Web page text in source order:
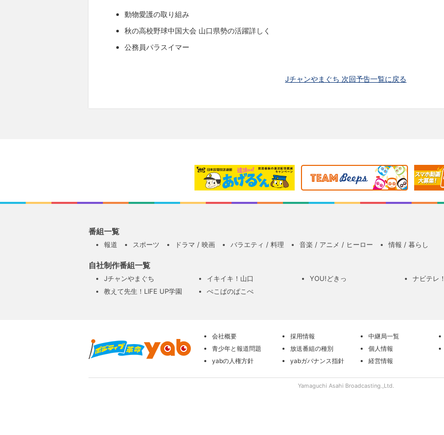
動物愛護の取り組み
秋の高校野球中国大会 山口県勢の活躍詳しく
公務員パラスイマー
Jチャンやまぐち 次回予告一覧に戻る
番組一覧
報道 スポーツ ドラマ / 映画 バラエティ / 料理 音楽 / アニメ / ヒーロー 情報 / 暮らし
自社制作番組一覧
Jチャンやまぐち イキイキ！山口 YOU!どきっ
ナビテレ！
教えて先生！LIFE UP学園
ぺこぱのぱこぺ
会社概要 採用情報 中継局一覧
青少年と報道問題
放送番組の種別 個人情報
yabの人権方針
yabガバナンス指針 経営情報
Yamaguchi Asahi Broadcasting.,Ltd.